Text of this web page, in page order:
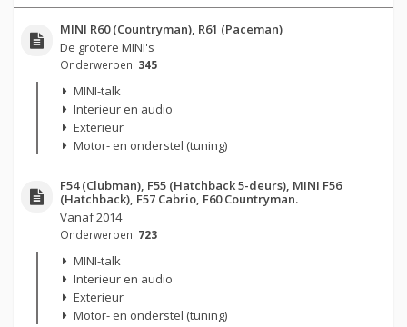
MINI R60 (Countryman), R61 (Paceman)
De grotere MINI's
Onderwerpen: 345
MINI-talk
Interieur en audio
Exterieur
Motor- en onderstel (tuning)
F54 (Clubman), F55 (Hatchback 5-deurs), MINI F56
(Hatchback), F57 Cabrio, F60 Countryman.
Vanaf 2014
Onderwerpen: 723
MINI-talk
Interieur en audio
Exterieur
Motor- en onderstel (tuning)